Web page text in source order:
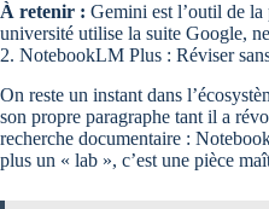
À retenir : Gemini est l’outil de
université utilise la suite Google,
2. NotebookLM Plus : Réviser
On reste un instant dans
son propre paragraphe tant il a
recherche documentaire :
plus un « lab », c’est une pièce